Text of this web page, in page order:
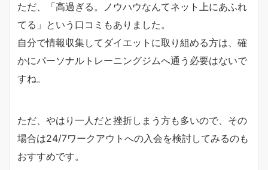
ただ、「高過ぎる。ノウハウなんてネット上にあふれ
てる」という口コミもありました。
自分で情報収集してダイエットに取り組める方は、確
かにパーソナルトレーニングジムへ通う必要はないで
すね。
ただ、やはり一人だと挫折しまう方も多いので、その
場合は24/7ワークアウトへの入会を検討してみるのも
おすすめです。